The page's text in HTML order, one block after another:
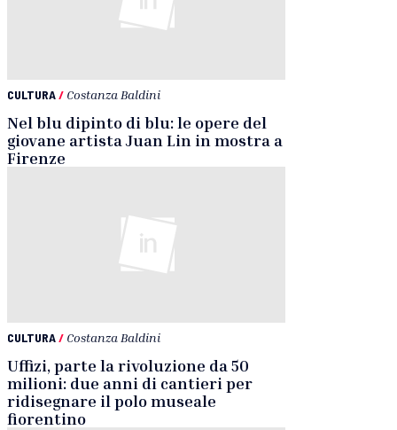
CULTURA/ Costanza Baldini
Nel blu dipinto di blu: le opere del
giovane artista Juan Lin in mostra a
Firenze
CULTURA/ Costanza Baldini
Uffizi, parte la rivoluzione da 50
milioni: due anni di cantieri per
ridisegnare il polo museale
fiorentino